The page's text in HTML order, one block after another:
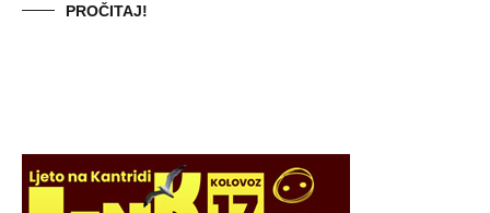
PROČITAJ!